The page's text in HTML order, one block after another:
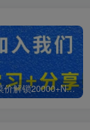
白菜价解锁20000+N个赚钱机会，加入知拾光会员，全站资源免费学习。